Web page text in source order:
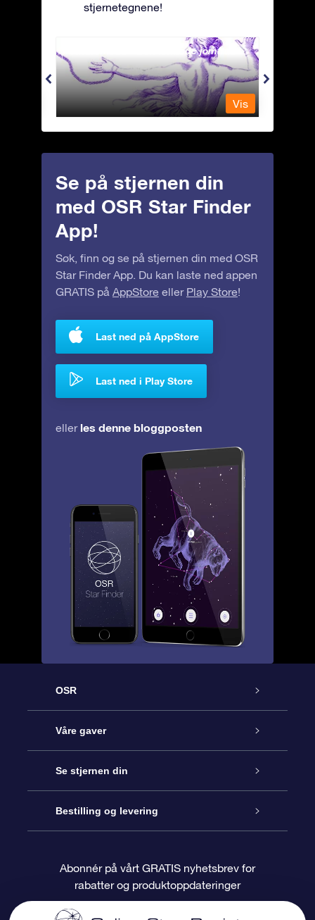
stjernetegnene!
Andromeda - Den lenkede jomfrua
Vis
Se på stjernen din
med OSR Star Finder
App!
Søk, finn og se på stjernen din med OSR
Star Finder App. Du kan laste ned appen
GRATIS på AppStore eller Play Store!
Last ned på AppStore
Last ned i Play Store
eller les denne bloggposten
OSR
Kundeservice
Kontakt oss
Bloggen
Anmeldelser
Våre gaver
Online Stjernegave
OSR Gavepakke
OSR-gavekortet
Se stjernen din
Star Register
Pesontilpasset stjerneside
Bestilling og levering
Betalingsinformasjon
Abonnér på vårt GRATIS nyhetsbrev for
rabatter og produktoppdateringer